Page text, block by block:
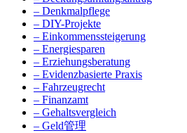
– Denkmalpflege
– DIY-Projekte
– Einkommenssteigerung
– Energiesparen
– Erziehungsberatung
– Evidenzbasierte Praxis
– Fahrzeugrecht
– Finanzamt
– Gehaltsvergleich
– Geld管理